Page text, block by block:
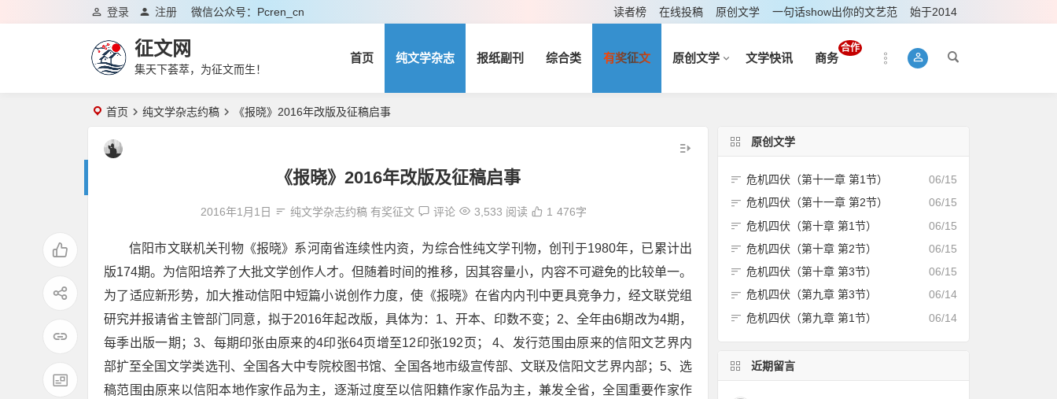
微信公众号：pcren_cn
登录 注册 读者榜 在线投稿 原创文学 一句话show出你的文艺范 始于2014
征文网
集天下荟萃，为征文而生！
首页 纯文学杂志 报纸副刊 综合类 有奖征文 原创文学 文学快讯 商务
合作
首页 纯文学杂志约稿 《报晓》2016年改版及征稿启事
《报晓》2016年改版及征稿启事
2016年1月1日 纯文学杂志约稿 有奖征文 评论 3,533 阅读 1 476字
信阳市文联机关刊物《报晓》系河南省连续性内资，为综合性纯文学刊物，创刊于1980年，已累计出
版174期。为信阳培养了大批文学创作人才。但随着时间的推移，因其容量小，内容不可避免的比较单一。
为了适应新形势，加大推动信阳中短篇小说创作力度，使《报晓》在省内内刊中更具竞争力，经文联党组
研究并报请省主管部门同意，拟于2016年起改版，具体为：1、开本、印数不变；2、全年由6期改为4期，
每季出版一期；3、每期印张由原来的4印张64页增至12印张192页； 4、发行范围由原来的信阳文艺界内
部扩至全国文学类选刊、全国各大中专院校图书馆、全国各地市级宣传部、文联及信阳文艺界内部；5、选
稿范围由原来以信阳本地作家作品为主，逐渐过度至以信阳籍作家作品为主，兼发全省，全国重要作家作
原创文学
06/15
危机四伏（第十一章 第1节）
06/15
危机四伏（第十一章 第2节）
06/15
危机四伏（第十章 第1节）
06/15
危机四伏（第十章 第2节）
06/15
危机四伏（第十章 第3节）
06/14
危机四伏（第九章 第3节）
06/14
危机四伏（第九章 第1节）
近期留言